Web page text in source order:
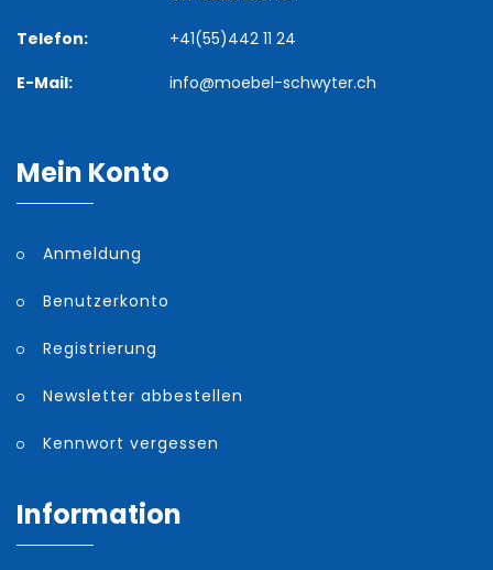
Telefon:
+41(55)442 11 24
E-Mail:
info@moebel-schwyter.ch
Mein Konto
Anmeldung
Benutzerkonto
Registrierung
Newsletter abbestellen
Kennwort vergessen
Information